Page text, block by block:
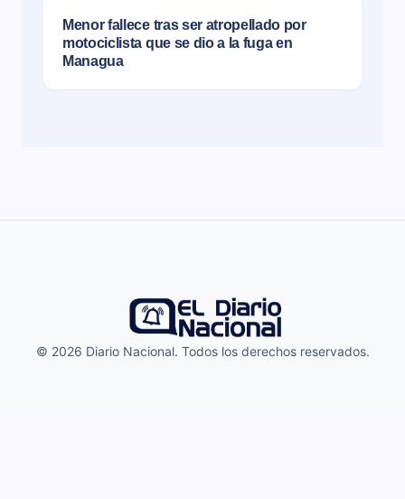
Menor fallece tras ser atropellado por
motociclista que se dio a la fuga en
Managua
© 2026 Diario Nacional. Todos los derechos reservados.